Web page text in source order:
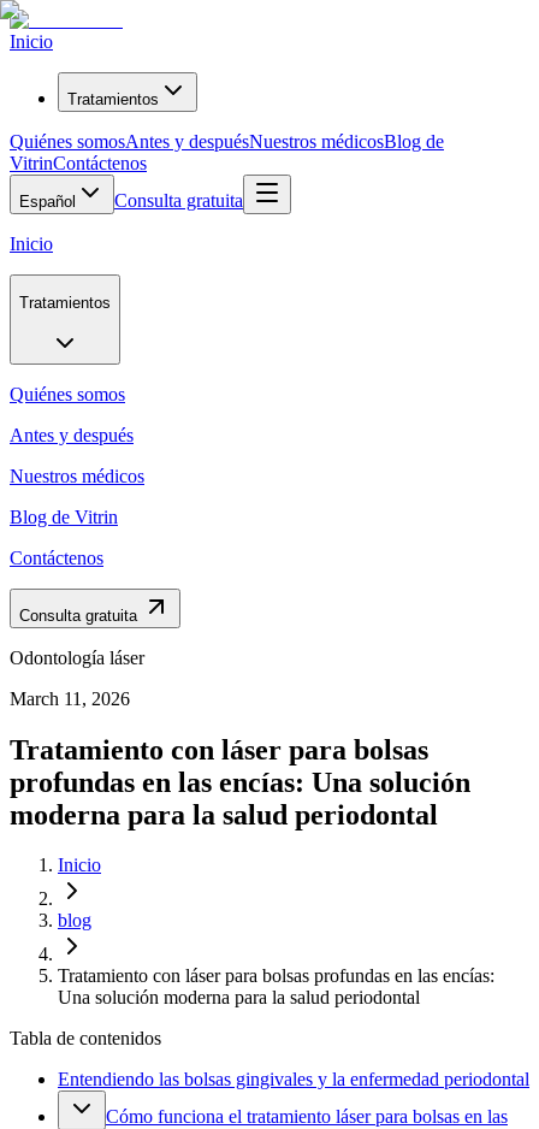
Inicio
Tratamientos
Quiénes somosAntes y despuésNuestros médicosBlog de
VitrinContáctenos
Español Consulta gratuita
Inicio
Tratamientos
Quiénes somos
Antes y después
Nuestros médicos
Blog de Vitrin
Contáctenos
Consulta gratuita
Odontología láser
March 11, 2026
Tratamiento con láser para bolsas
profundas en las encías: Una solución
moderna para la salud periodontal
Inicio
blog
Tratamiento con láser para bolsas profundas en las encías:
Una solución moderna para la salud periodontal
Tabla de contenidos
Entendiendo las bolsas gingivales y la enfermedad periodontal
Cómo funciona el tratamiento láser para bolsas en las